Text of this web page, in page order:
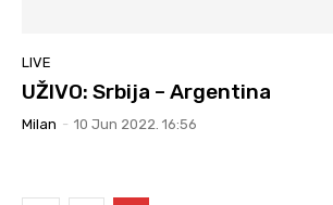
LIVE
UŽIVO: Srbija – Argentina
Milan - 10 Jun 2022. 16:56